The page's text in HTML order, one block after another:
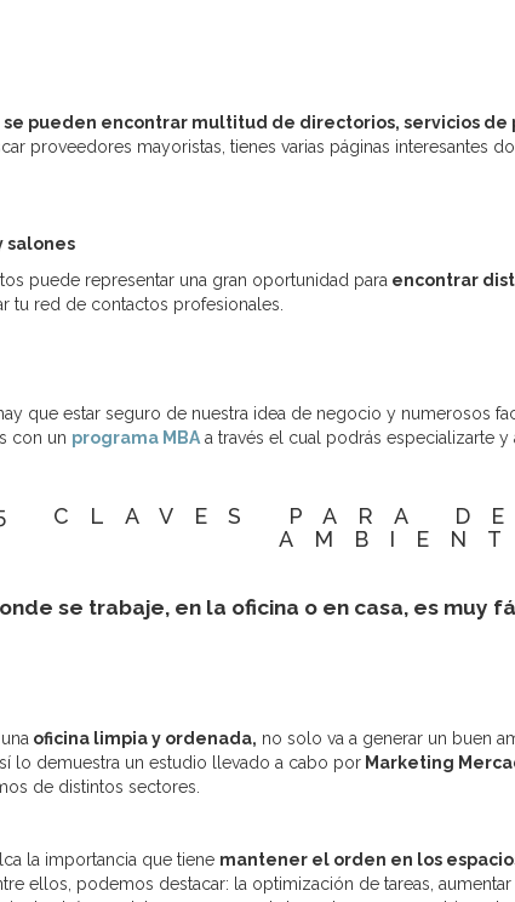
se pueden encontrar multitud de directorios, servicios de
proveedores mayoristas, tienes varias páginas
salones
puede representar una gran oportunidad para encontrar
tu red de contactos profesionales.
que estar seguro de nuestra idea de negocio y numerosos
con un programa MBA a través el cual podrás especializarte
CLAVES PARA
se trabaje, en la oficina o en casa, es muy
oficina limpia y ordenada, no solo va a generar un buen
lo demuestra un estudio llevado a cabo por Marketing
de distintos sectores.
la importancia que tiene mantener el orden en los
ellos, podemos destacar: la optimización de tareas,